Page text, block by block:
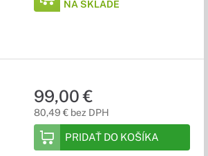
NA SKLADE
99,00 €
80,49 € bez DPH
PRIDAŤ DO KOŠÍKA